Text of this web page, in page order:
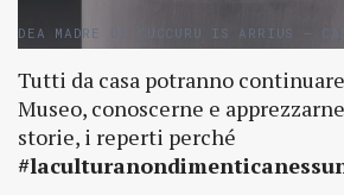
DEA MADRE DI CUCCURU IS ARRIUS –
Tutti da casa potranno
Museo, conoscerne e
storie, i reperti perché